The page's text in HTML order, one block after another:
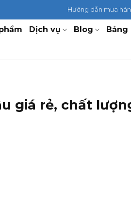
Hướng dẫn mua
Dịch vụ Blog
giá rẻ, chất